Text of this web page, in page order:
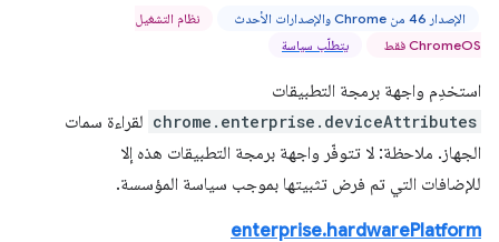
الإصدار 46 من Chrome والإصدارات الأحدث
نظام التشغيل
ChromeOS فقط
يتطلّب سياسة
استخدِم واجهة برمجة التطبيقات
chrome.enterprise.deviceAttributes لقراءة سمات
الجهاز. ملاحظة: لا تتوفّر واجهة برمجة التطبيقات هذه إلا
للإضافات التي تم فرض تثبيتها بموجب سياسة المؤسسة.
enterprise.hardwarePlatform